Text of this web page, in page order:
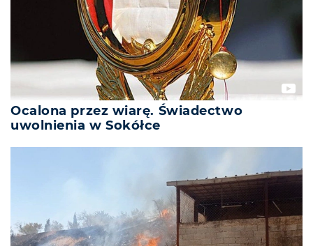
Ocalona przez wiarę. Świadectwo
uwolnienia w Sokółce